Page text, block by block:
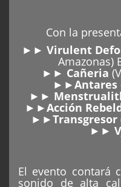
Con la
►► Virulent
Amazonas)
►► Cañeria
►►Antares
►►
►►Acción
►►Transgresor
►►
El evento contará
sonido de alta